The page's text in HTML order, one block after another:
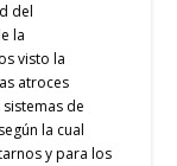
del
la
visto la
atroces
de
la cual
y para los